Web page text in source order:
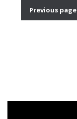
Previous page